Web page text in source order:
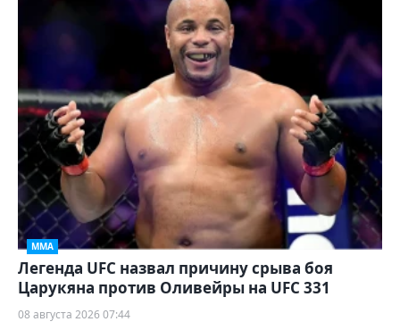
ММА
Легенда UFC назвал причину срыва боя
Царукяна против Оливейры на UFC 331
08 августа 2026 07:44